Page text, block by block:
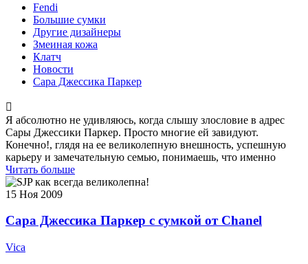
Fendi
Большие сумки
Другие дизайнеры
Змеиная кожа
Клатч
Новости
Сара Джессика Паркер
Я абсолютно не удивляюсь, когда слышу злословие в адрес
Сары Джессики Паркер. Просто многие ей завидуют.
Конечно!, глядя на ее великолепную внешность, успешную
карьеру и замечательную семью, понимаешь, что именно
Читать больше
15 Ноя 2009
Сара Джессика Паркер с сумкой от Chanel
Vica